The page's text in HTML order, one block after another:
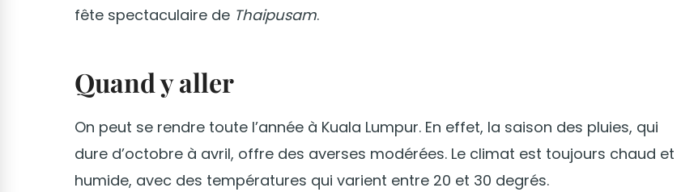
fête spectaculaire de Thaipusam.
Quand y aller
On peut se rendre toute l’année à Kuala Lumpur. En effet, la saison des pluies, qui
dure d’octobre à avril, offre des averses modérées. Le climat est toujours chaud et
humide, avec des températures qui varient entre 20 et 30 degrés.